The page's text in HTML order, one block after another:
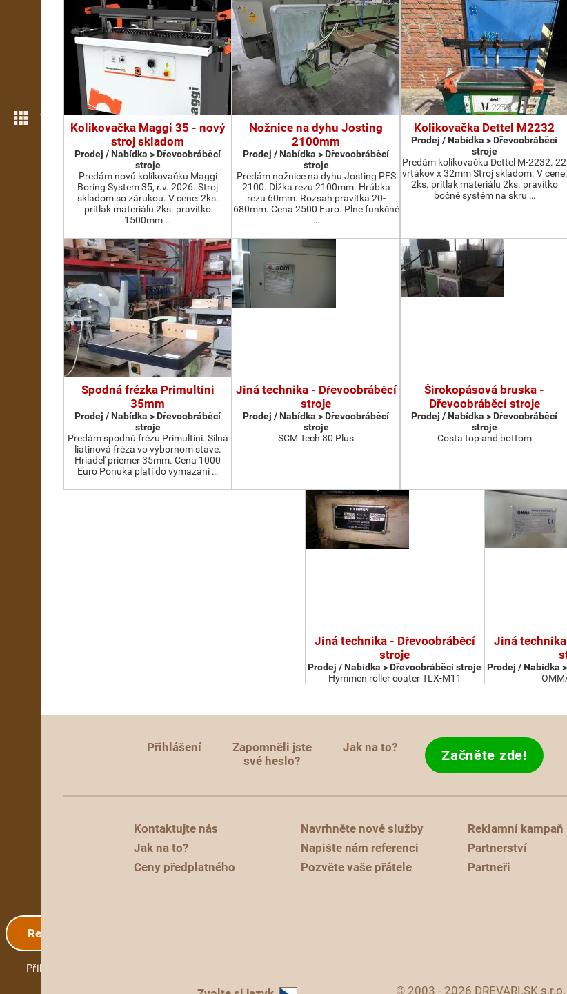
Více možností
Registrace
Přihlášení
Kolikovačka Maggi 35 - nový
stroj skladom
Prodej / Nabídka > Dřevoobráběcí
stroje
Predám novú kolíkovačku Maggi
Boring System 35, r.v. 2026. Stroj
skladom so zárukou. V cene: 2ks.
prítlak materiálu 2ks. pravítko
1500mm …
Nožnice na dyhu Josting
2100mm
Prodej / Nabídka > Dřevoobráběcí
stroje
Predám nožnice na dyhu Josting PFS
2100. Dĺžka rezu 2100mm. Hrúbka
rezu 60mm. Rozsah pravítka 20-
680mm. Cena 2500 Euro. Plne funkčné
…
Kolikovačka Dettel M2232
Prodej / Nabídka > Dřevoobráběcí
stroje
Predám kolíkovačku Dettel M-2232. 22
vrtákov x 32mm Stroj skladom. V cene:
2ks. prítlak materiálu 2ks. pravítko
bočné systém na skru …
Spodná frézka Primultini
35mm
Prodej / Nabídka > Dřevoobráběcí
stroje
Predám spodnú frézu Primultini. Silná
liatinová fréza vo výbornom stave.
Hriadeľ priemer 35mm. Cena 1000
Euro Ponuka platí do vymazani …
Jiná technika - Dřevoobráběcí
stroje
Prodej / Nabídka > Dřevoobráběcí
stroje
SCM Tech 80 Plus
Širokopásová bruska -
Dřevoobráběcí stroje
Prodej / Nabídka > Dřevoobráběcí
stroje
Costa top and bottom
Jiná technika - Dřevoobráběcí
stroje
Prodej / Nabídka > Dřevoobráběcí stroje
Hymmen roller coater TLX-M11
Jiná
Prodej / Nabídka
Přihlášení
Zapomněli jste
své heslo?
Jak na to? Začněte zde!
Kontaktujte nás
Jak na to?
Ceny předplatného
Navrhněte nové služby
Napište nám referenci
Pozvěte vaše přátele
Reklamní kampaň
Partnerství
Partneři
© 2003 - 2026 DREVARI.SK s.r.o.